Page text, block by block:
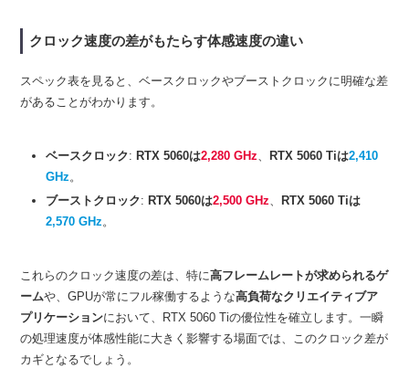
クロック速度の差がもたらす体感速度の違い
スペック表を見ると、ベースクロックやブーストクロックに明確な差
があることがわかります。
ベースクロック: RTX 5060は2,280 GHz、 RTX 5060 Tiは2,410
GHz。
ブーストクロック:RTX 5060は2,500 GHz 、RTX 5060 Tiは
2,570 GHz 。
これらのクロック速度の差は、特に高フレームレートが求められるゲ
ームや、GPUが常にフル稼働するような高負荷なクリエイティブア
プリケーションにおいて、RTX 5060 Tiの優位性を確立します。一瞬
の処理速度が体感性能に大きく影響する場面では、このクロック差が
カギとなるでしょう。